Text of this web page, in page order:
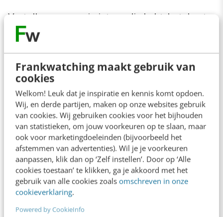
Frankwatching maakt gebruik van
cookies
Welkom! Leuk dat je inspiratie en kennis komt opdoen.
Wij, en derde partijen, maken op onze websites gebruik
van cookies. Wij gebruiken cookies voor het bijhouden
van statistieken, om jouw voorkeuren op te slaan, maar
ook voor marketingdoeleinden (bijvoorbeeld het
afstemmen van advertenties). Wil je je voorkeuren
aanpassen, klik dan op ‘Zelf instellen’. Door op ‘Alle
cookies toestaan’ te klikken, ga je akkoord met het
gebruik van alle cookies zoals omschreven in onze
cookieverklaring.
Powered by CookieInfo
Vertellen waarom je iets nodig hebt, betekent
ook dat je garandeert dat de gegevens in
bepaald welomschreven doel gebruikt.
Vermeld dat ook. Kun je deze veiligheid en
privacy niet waarborgen? Dan staat de
(terechte) scepsis van een niet onaanzienlijke
groep invullers al gauw in de weg van het
voltooien van het formulier. Natuurlijk geven
veel mensen niet bewust om hun privacy, maar
die onbewuste argwaan – net zo goed een
drijfveer voor handelen – is bij veel meer
invullers aanwezig.